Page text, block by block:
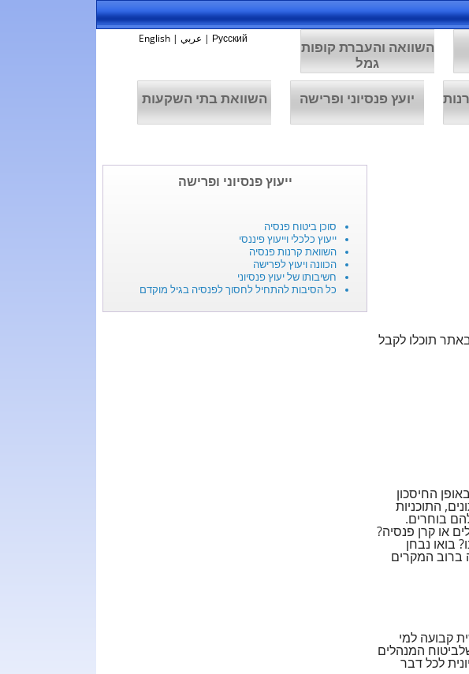
Русский
| عربي |
English
השוואה והעברת קופות
גמל
יועץ פנסיוני ופרישה השוואת בתי השקעות
תוכלו לקבל
החיסכון
התוכניות
בוחרים.
או קרן פנסיה?
בואו נבחן
ברוב המקרים
קבועה למי
המנהלים
לכל דבר
ייעוץ פנסיוני ופרישה
סוכן ביטוח פנסיה
ייעוץ כלכלי וייעוץ פיננסי
השוואת קרנות פנסיה
הכוונה ויעוץ לפרישה
חשיבותו של יעוץ פנסיוני
כל הסיבות להתחיל לחסוך לפנסיה בגיל מוקדם